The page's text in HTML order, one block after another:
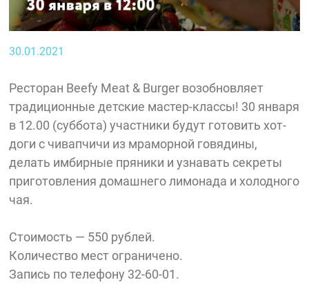
30.01.2021
Ресторан Beefy Meat & Burger возобновляет
традиционные детские мастер-классы! 30 января
в 12.00 (суббота) участники будут готовить хот-
доги с чивапчичи из мраморной говядины,
делать имбирные пряники и узнавать секреты
приготовления домашнего лимонада и холодного
чая.
Стоимость — 550 рублей.
Количество мест ограничено.
Запись по телефону 32-60-01.